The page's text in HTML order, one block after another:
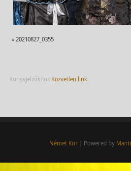
« 20210827_0355
Könyvjelzőkhöz Közvetlen link.
Német Kör| Powered by